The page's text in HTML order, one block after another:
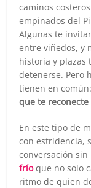
caminos
empinados del
Algunas te
entre viñedos, y
historia y plazas
detenerse. Pero
tienen en común:
que te
En este tipo de
con estridencia,
conversación
frío que no solo
ritmo de quien